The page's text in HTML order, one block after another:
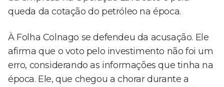
queda da cotação do petróleo na época.
À Folha Colnago se defendeu da acusação. Ele
afirma que o voto pelo investimento não foi um
erro, considerando as informações que tinha na
época. Ele, que chegou a chorar durante a